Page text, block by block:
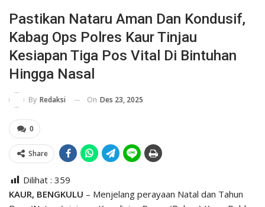
Pastikan Nataru Aman Dan Kondusif,
Kabag Ops Polres Kaur Tinjau
Kesiapan Tiga Pos Vital Di Bintuhan
Hingga Nasal
By Redaksi On Des 23, 2025
0
Share
Dilihat : 359
KAUR, BENGKULU – Menjelang perayaan Natal dan Tahun